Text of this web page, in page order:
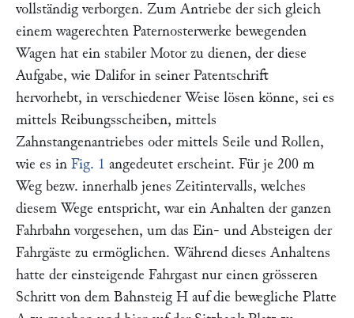
vollständig verborgen. Zum Antriebe der sich gleich
einem wagerechten Paternosterwerke bewegenden
Wagen hat ein stabiler Motor zu dienen, der diese
Aufgabe, wie Daliforin seiner Patentschrift
hervorhebt, in verschiedener Weise lösen könne, sei es
mittels Reibungsscheiben, mittels
Zahnstangenantriebes oder mittels Seile und Rollen,
wie es in Fig. 1 angedeutet erscheint. Für je 200 m
Weg bezw. innerhalb jenes Zeitintervalls, welches
diesem Wege entspricht, war ein Anhalten der ganzen
Fahrbahn vorgesehen, um das Ein- und Absteigen der
Fahrgäste zu ermöglichen. Während dieses Anhaltens
hatte der einsteigende Fahrgast nur einen grösseren
Schritt von dem Bahnsteig H auf die bewegliche Platte